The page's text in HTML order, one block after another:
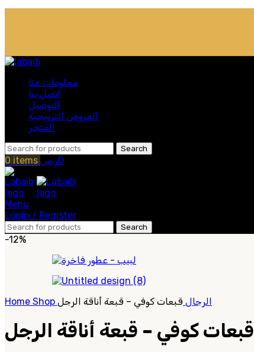
معلومات عنا
اتصل بنا
التوصيل
العروض الترويجية
المتجر
Search
0 items 0ر.س
Menu
Login / Register
Search
-12%
Home Shop الرجال قبعات كوفي – قبعة أناقة الرجل
قبعات كوفي – قبعة أناقة الرجل